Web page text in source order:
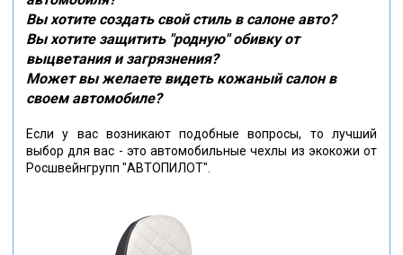
Вы хотите создать свой стиль в салоне авто?
Вы хотите защитить "родную" обивку от
выцветания и загрязнения?
Может вы желаете видеть кожаный салон в
своем автомобиле?
Если у вас возникают подобные вопросы, то лучший
выбор для вас - это автомобильные чехлы из экокожи от
Росшвейнгрупп "АВТОПИЛОТ".